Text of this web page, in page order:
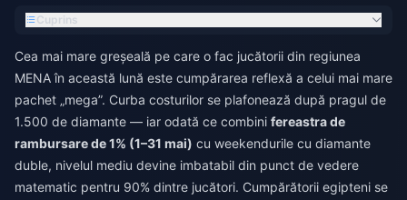
Cuprins
Cea mai mare greșeală pe care o fac jucătorii din regiunea
MENA în această lună este cumpărarea reflexă a celui mai mare
pachet „mega”. Curba costurilor se plafonează după pragul de
1.500 de diamante — iar odată ce combini fereastra de
rambursare de 1% (1–31 mai) cu weekendurile cu diamante
duble, nivelul mediu devine imbatabil din punct de vedere
matematic pentru 90% dintre jucători. Cumpărătorii egipteni se